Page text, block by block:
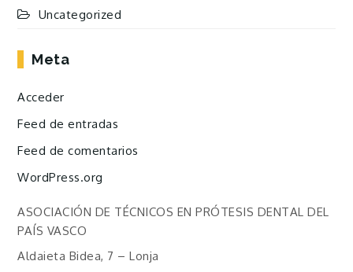
Uncategorized
Meta
Acceder
Feed de entradas
Feed de comentarios
WordPress.org
ASOCIACIÓN DE TÉCNICOS EN PRÓTESIS DENTAL DEL
PAÍS VASCO
Aldaieta Bidea, 7 – Lonja